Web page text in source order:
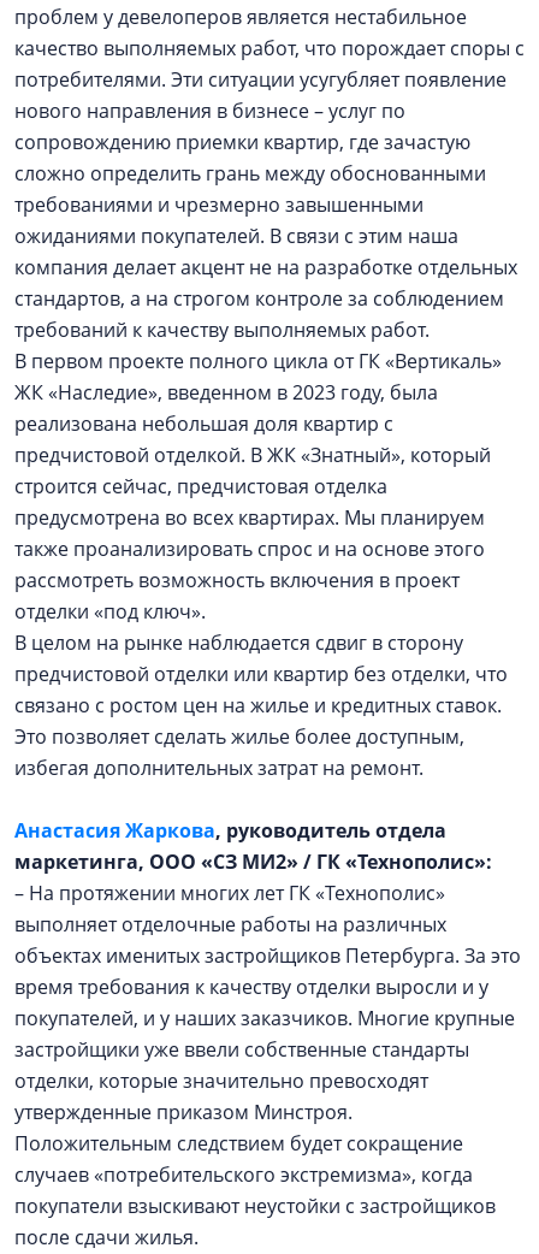
проблем у девелоперов является нестабильное
качество выполняемых работ, что порождает споры с
потребителями. Эти ситуации усугубляет появление
нового направления в бизнесе – услуг по
сопровождению приемки квартир, где зачастую
сложно определить грань между обоснованными
требованиями и чрезмерно завышенными
ожиданиями покупателей. В связи с этим наша
компания делает акцент не на разработке отдельных
стандартов, а на строгом контроле за соблюдением
требований к качеству выполняемых работ.
В первом проекте полного цикла от ГК «Вертикаль»
ЖК «Наследие», введенном в 2023 году, была
реализована небольшая доля квартир с
предчистовой отделкой. В ЖК «Знатный», который
строится сейчас, предчистовая отделка
предусмотрена во всех квартирах. Мы планируем
также проанализировать спрос и на основе этого
рассмотреть возможность включения в проект
отделки «под ключ».
В целом на рынке наблюдается сдвиг в сторону
предчистовой отделки или квартир без отделки, что
связано с ростом цен на жилье и кредитных ставок.
Это позволяет сделать жилье более доступным,
избегая дополнительных затрат на ремонт.
Анастасия Жаркова, руководитель отдела
маркетинга, ООО «СЗ МИ2» / ГК «Технополис»:
– На протяжении многих лет ГК «Технополис»
выполняет отделочные работы на различных
объектах именитых застройщиков Петербурга. За это
время требования к качеству отделки выросли и у
покупателей, и у наших заказчиков. Многие крупные
застройщики уже ввели собственные стандарты
отделки, которые значительно превосходят
утвержденные приказом Минстроя.
Положительным следствием будет сокращение
случаев «потребительского экстремизма», когда
покупатели взыскивают неустойки с застройщиков
после сдачи жилья.